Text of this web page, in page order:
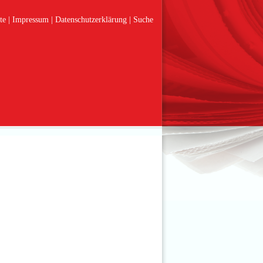
Impressum Datenschutzerklärung Suche